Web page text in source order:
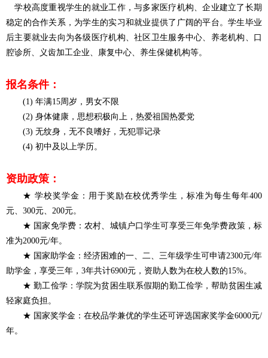
学校高度重视学生的就业工作，与多家医疗机构、企业建立了长期
稳定的合作关系，为学生的实习和就业提供了广阔的平台。学生毕业
后主要就业去向为各级医疗机构、社区卫生服务中心、养老机构、口
腔诊所、义齿加工企业、康复中心、养生保健机构等。
报名条件：
(1) 年满15周岁，男女不限
(2) 身体健康，思想积极向上，热爱祖国热爱党
(3) 无纹身，无不良嗜好，无犯罪记录
(4) 初中及以上学历。
资助政策 ：
★ 学校奖学金：用于奖励在校优秀学生，标准为每生每年400
元、300元、200元。
★ 国家免学费：农村、城镇户口学生可享受三年免学费政策，标
准为2000元/年。
★ 国家助学金：经济困难的一、二、三年级学生可申请2300元/年
助学金，享受三年，3年共计6900元，资助人数为在校人数的15%。
★ 勤工俭学：学院为贫困生联系假期的勤工俭学，帮助贫困生减
轻家庭负担。
★ 国家奖学金：在校品学兼优的学生还可评选国家奖学金6000元/
年。